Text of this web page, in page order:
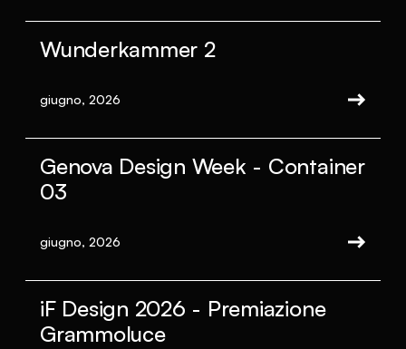
Wunderkammer 2
giugno, 2026
Genova Design Week - Container
03
giugno, 2026
iF Design 2026 - Premiazione
Grammoluce